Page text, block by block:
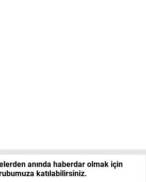
anında haberdar olmak için
katılabilirsiniz.